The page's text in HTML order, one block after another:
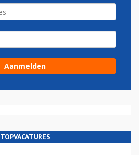
TOPVACATURES